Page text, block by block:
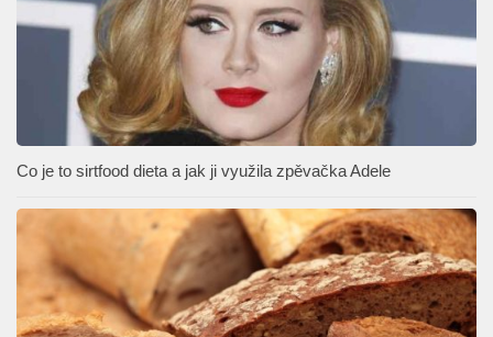
Co je to sirtfood dieta a jak ji využila zpěvačka Adele